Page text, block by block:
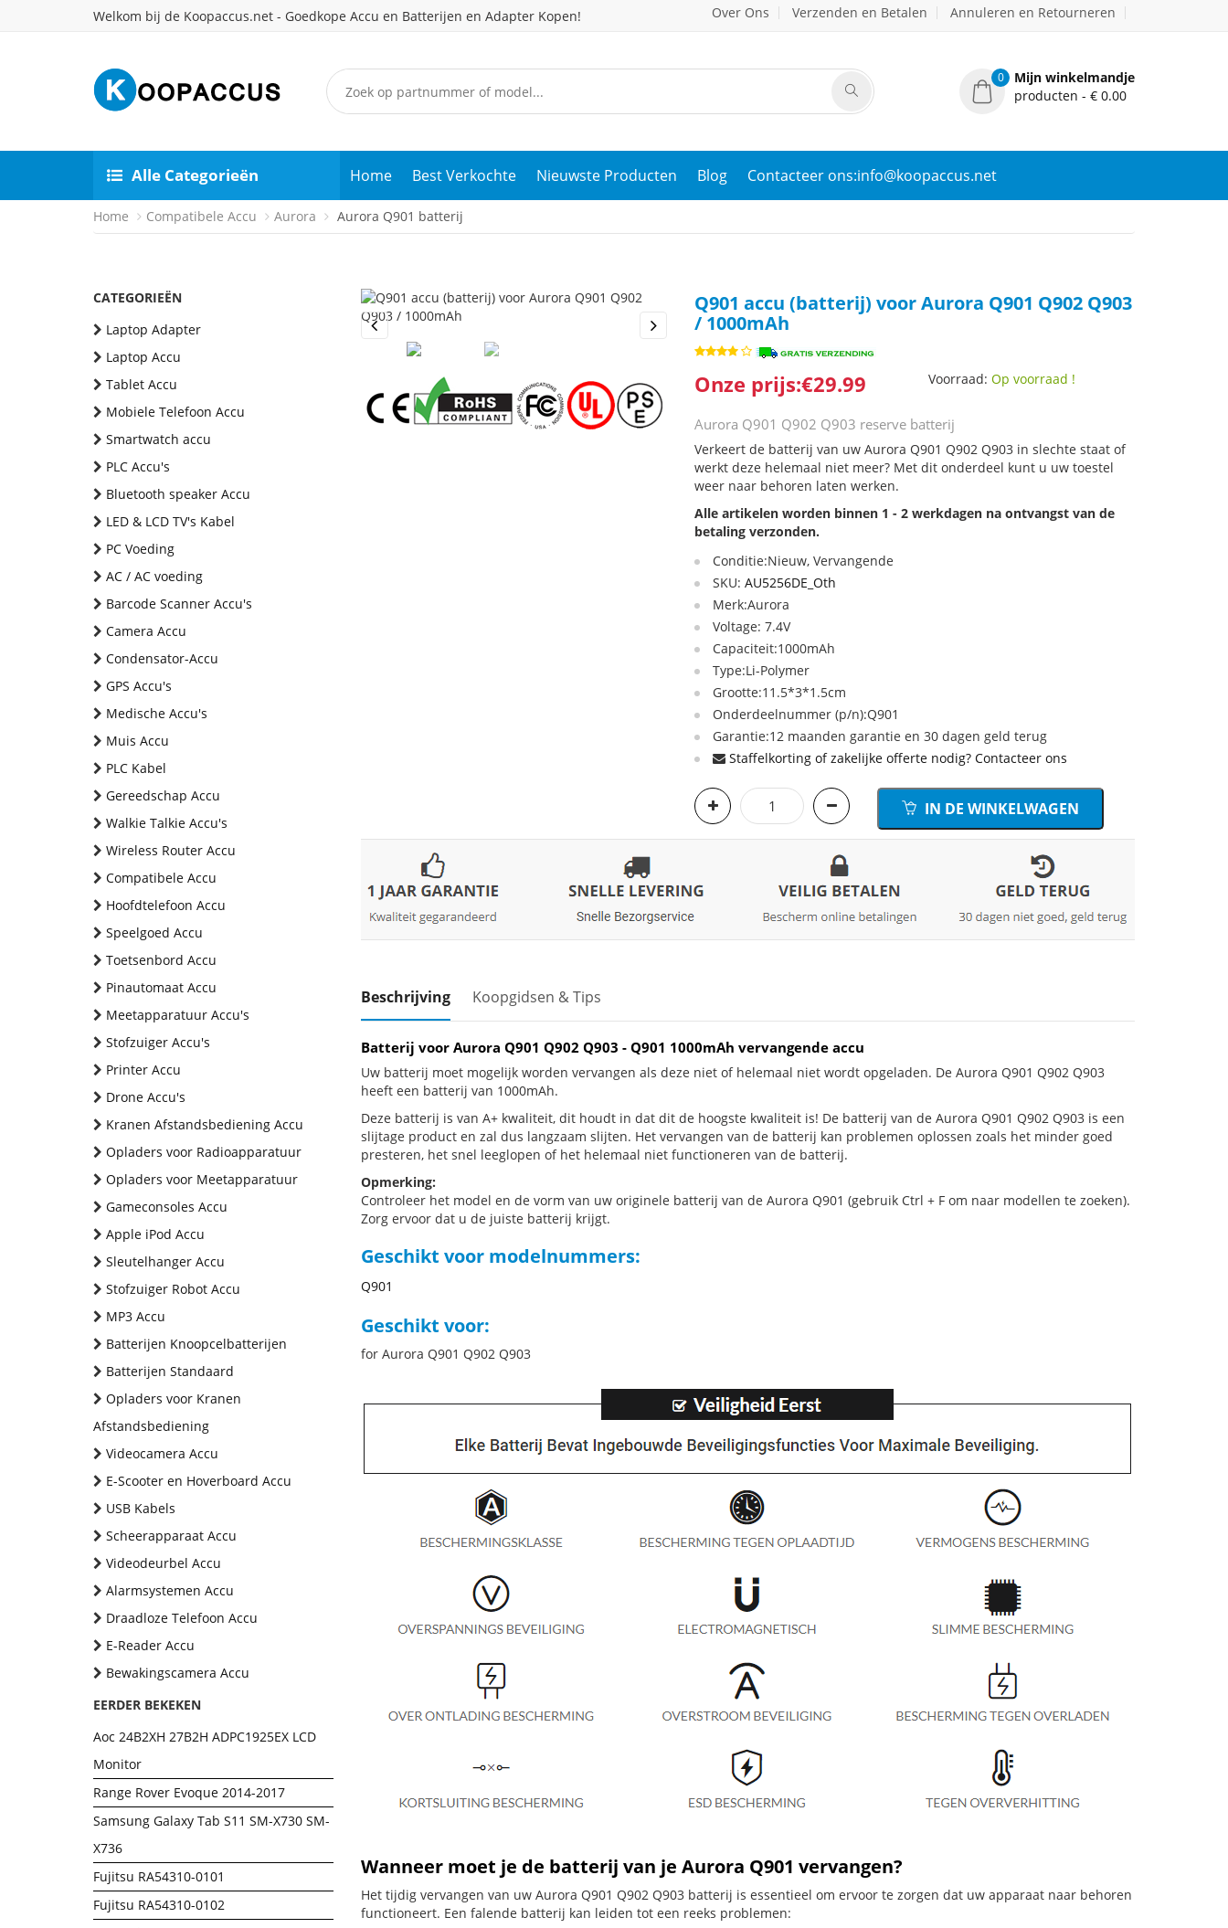
Welkom bij de Koopaccus.net - Goedkope Accu en Batterijen en Adapter Kopen! Over Ons Verzenden en Betalen Annuleren en Retourneren
0
Mijn winkelmandje
producten - € 0.00
Alle Categorieën Home Best Verkochte Nieuwste Producten Blog Contacteer ons:info@koopaccus.net
Home Compatibele Accu Aurora Aurora Q901 batterij
CATEGORIEËN
Laptop Adapter
Laptop Accu
Tablet Accu
Mobiele Telefoon Accu
Smartwatch accu
PLC Accu's
Bluetooth speaker Accu
LED & LCD TV's Kabel
PC Voeding
AC / AC voeding
Barcode Scanner Accu's
Camera Accu
Condensator-Accu
GPS Accu's
Medische Accu's
Muis Accu
PLC Kabel
Gereedschap Accu
Walkie Talkie Accu's
Wireless Router Accu
Compatibele Accu
Hoofdtelefoon Accu
Speelgoed Accu
Toetsenbord Accu
Pinautomaat Accu
Meetapparatuur Accu's
Stofzuiger Accu's
Printer Accu
Drone Accu's
Kranen Afstandsbediening Accu
Opladers voor Radioapparatuur
Opladers voor Meetapparatuur
Gameconsoles Accu
Apple iPod Accu
Sleutelhanger Accu
Stofzuiger Robot Accu
MP3 Accu
Batterijen Knoopcelbatterijen
Batterijen Standaard
Opladers voor Kranen
Afstandsbediening
Videocamera Accu
E-Scooter en Hoverboard Accu
USB Kabels
Scheerapparaat Accu
Videodeurbel Accu
Alarmsystemen Accu
Draadloze Telefoon Accu
E-Reader Accu
Bewakingscamera Accu
EERDER BEKEKEN
Aoc 24B2XH 27B2H ADPC1925EX LCD
Monitor
Range Rover Evoque 2014-2017
Samsung Galaxy Tab S11 SM-X730 SM-
X736
Fujitsu RA54310-0101
Fujitsu RA54310-0102
Previous
Q901 accu (batterij) voor Aurora Q901 Q902 Q903
/ 1000mAh
Onze prijs:€29.99 Voorraad:Op voorraad !
Aurora Q901 Q902 Q903 reserve batterij
Verkeert de batterij van uw Aurora Q901 Q902 Q903 in slechte staat of
werkt deze helemaal niet meer? Met dit onderdeel kunt u uw toestel
weer naar behoren laten werken.
Alle artikelen worden binnen 1 - 2 werkdagen na ontvangst van de
betaling verzonden.
Conditie:Nieuw, Vervangende
SKU:AU5256DE_Oth
Merk:Aurora
Voltage: 7.4V
Capaciteit:1000mAh
Type:Li-Polymer
Grootte:11.5*3*1.5cm
Onderdeelnummer (p/n):Q901
Garantie:12 maanden garantie en 30 dagen geld terug
Staffelkorting of zakelijke offerte nodig? Contacteer ons
IN DE WINKELWAGEN
Beschrijving Koopgidsen & Tips
Batterij voor Aurora Q901 Q902 Q903 - Q901 1000mAh vervangende accu
Uw batterij moet mogelijk worden vervangen als deze niet of helemaal niet wordt opgeladen. De Aurora Q901 Q902 Q903
heeft een batterij van 1000mAh.
Deze batterij is van A+ kwaliteit, dit houdt in dat dit de hoogste kwaliteit is! De batterij van de Aurora Q901 Q902 Q903 is een
slijtage product en zal dus langzaam slijten. Het vervangen van de batterij kan problemen oplossen zoals het minder goed
presteren, het snel leeglopen of het helemaal niet functioneren van de batterij.
Opmerking:
Controleer het model en de vorm van uw originele batterij van de Aurora Q901 (gebruik Ctrl + F om naar modellen te zoeken).
Zorg ervoor dat u de juiste batterij krijgt.
Geschikt voor modelnummers:
Q901
Geschikt voor:
for Aurora Q901 Q902 Q903
Wanneer moet je de batterij van je Aurora Q901 vervangen?
Het tijdig vervangen van uw Aurora Q901 Q902 Q903 batterij is essentieel om ervoor te zorgen dat uw apparaat naar behoren
functioneert. Een falende batterij kan leiden tot een reeks problemen: